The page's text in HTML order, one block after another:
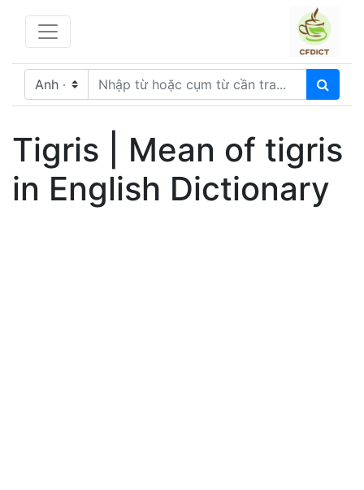
Tigris | Mean of tigris
in English Dictionary